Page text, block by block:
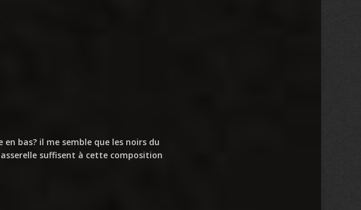
bas? il me semble que les noirs du
suffisent à cette composition